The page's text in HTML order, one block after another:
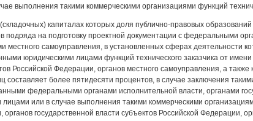
выполнения такими коммерческими организациями функций
капиталах которых доля публично-правовых
подряда на подготовку проектной документации с федеральными
местного самоуправления, в установленных сферах деятельности
юридическими лицами функций технического заказчика от
Российской Федерации, органов местного самоуправления, а
составляет более пятидесяти процентов, в случае заключения
федеральными органами исполнительной власти, органами
или в случае выполнения такими коммерческими
органов государственной власти субъектов Российской Федерации,